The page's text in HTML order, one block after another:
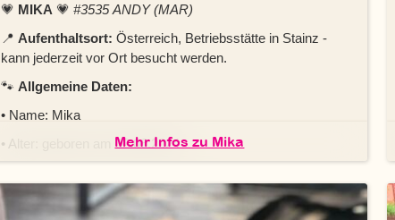
💗 MIKA 💗#3535 ANDY (MAR)
📍 Aufenthaltsort: Österreich, Betriebsstätte in Stainz -
kann jederzeit vor Ort besucht werden.
🐾 Allgemeine Daten:
• Name: Mika
• Alter: geboren am 02.06.2024
• Rasse: Staffordshire-Mischling
Mehr Infos zu Mika